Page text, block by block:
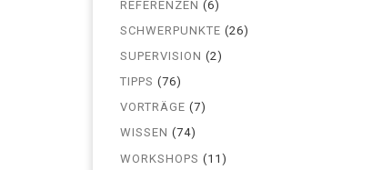
REFERENZEN (6)
SCHWERPUNKTE (26)
SUPERVISION (2)
TIPPS (76)
VORTRÄGE (7)
WISSEN (74)
WORKSHOPS (11)